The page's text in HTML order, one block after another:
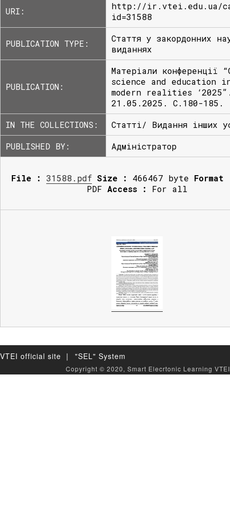
URI:
http://ir.vtei.edu.ua/
id=31588
PUBLICATION TYPE:
Стаття у закордонних
виданнях
PUBLICATION:
Матеріали конференції
science and education
modern realities
21.05.2025. С.180-185.
IN THE COLLECTIONS:
Статті/ Видання інших
PUBLISHED BY:
Адміністратор
File : 31588.pdf Size : 466467 byte Format
PDF Access : For all
VTEI official site | "SEL" System
Copyright © 2020, Smart Elecrtonic Learning VTEI